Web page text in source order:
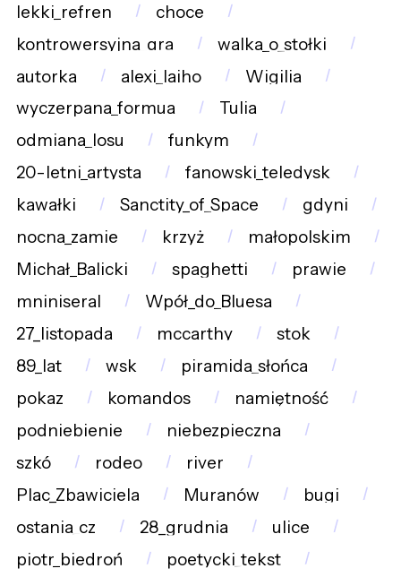
lekki_refren
choce
kontrowersyjna_gra
walka_o_stołki
autorka
alexi_laiho
Wigilia
wyczerpana_formua
Tulia
odmiana_losu
funkym
20-letni_artysta
fanowski_teledysk
kawałki
Sanctity_of_Space
gdyni
nocna_zamie
krzyż
małopolskim
Michał_Balicki
spaghetti
prawie
mniniseral
Wpół_do_Bluesa
27_listopada
mccarthy
stok
89_lat
wsk
piramida_słońca
pokaz
komandos
namiętność
podniebienie
niebezpieczna
szkó
rodeo
river
Plac_Zbawiciela
Muranów
bugi
ostania_cz
28_grudnia
ulice
piotr_biedroń
poetycki_tekst